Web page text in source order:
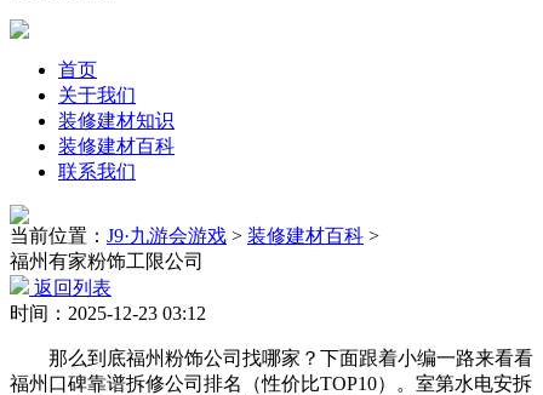
首页
关于我们
装修建材知识
装修建材百科
联系我们
当前位置： J9·九游会游戏 > 装修建材百科 >
福州有家粉饰工限公司
返回列表
时间：2025-12-23 03:12
那么到底福州粉饰公司找哪家？下面跟着小编一路来看看
福州口碑靠谱拆修公司排名（性价比TOP10）。室第水电安拆